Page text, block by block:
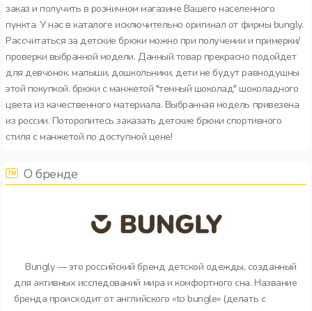
заказ и получить в розничном магазине Вашего населенного
пункта. У нас в каталоге исключительно оригинал от фирмы bungly.
Рассчитаться за детские брюки можно при получении и примерки/
проверки выбранной модели. Данный товар прекрасно подойдет
для девчонок. малыши, дошкольники, дети не будут равнодушны
этой покупкой. брюки с манжетой "темный шоколад" шоколадного
цвета из качественного материала. Выбранная модель привезена
из россии. Поторопитесь заказать детские брюки спортивного
стиля с манжетой по доступной цене!
О бренде
Bungly — это российский бренд детской одежды, созданный
для активных исследований мира и комфортного сна. Название
бренда происходит от английского «to bungle» (делать с